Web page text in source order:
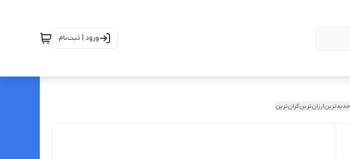
ورود | ثبت‌نام
جدیدترینارزان‌ترینگران‌ترین